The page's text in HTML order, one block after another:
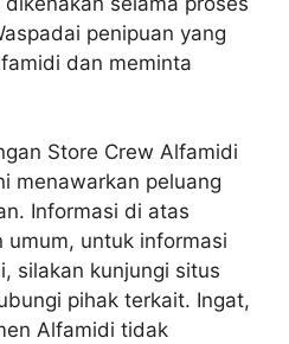
penipuan yang
dan meminta
Store Crew Alfamidi
menawarkan peluang
Informasi di atas
umum, untuk informasi
silakan kunjungi situs
pihak terkait. Ingat,
Alfamidi tidak